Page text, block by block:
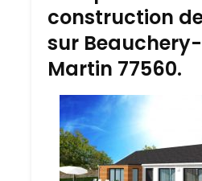
construction
sur
Martin 77560.